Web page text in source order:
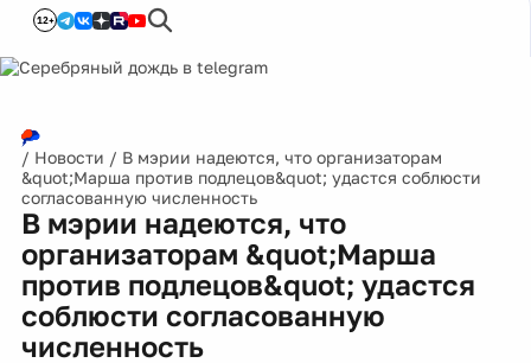
12+
/ Новости / В мэрии надеются, что организаторам
&quot;Марша против подлецов&quot; удастся соблюсти
согласованную численность
В мэрии надеются, что
организаторам &quot;Марша
против подлецов&quot; удастся
соблюсти согласованную
численность